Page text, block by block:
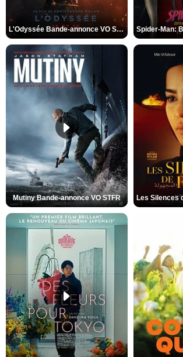
L'Odyssée Bande-annonce VO STFR
Mutiny Bande-annonce VO STFR